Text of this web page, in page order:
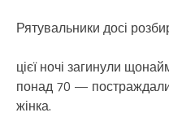
Рятувальники досі
цієї ночі загинули
понад 70 — постраждали,
жінка.